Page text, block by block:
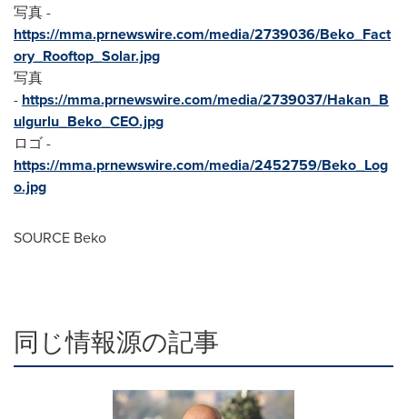
写真 -
https://mma.prnewswire.com/media/2739036/Beko_Fact
ory_Rooftop_Solar.jpg
写真
- https://mma.prnewswire.com/media/2739037/Hakan_B
ulgurlu_Beko_CEO.jpg
ロゴ -
https://mma.prnewswire.com/media/2452759/Beko_Log
o.jpg
SOURCE Beko
同じ情報源の記事